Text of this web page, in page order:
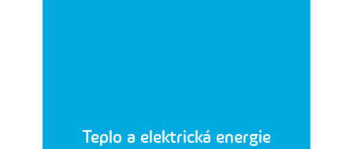
Teplo a elektrická energie